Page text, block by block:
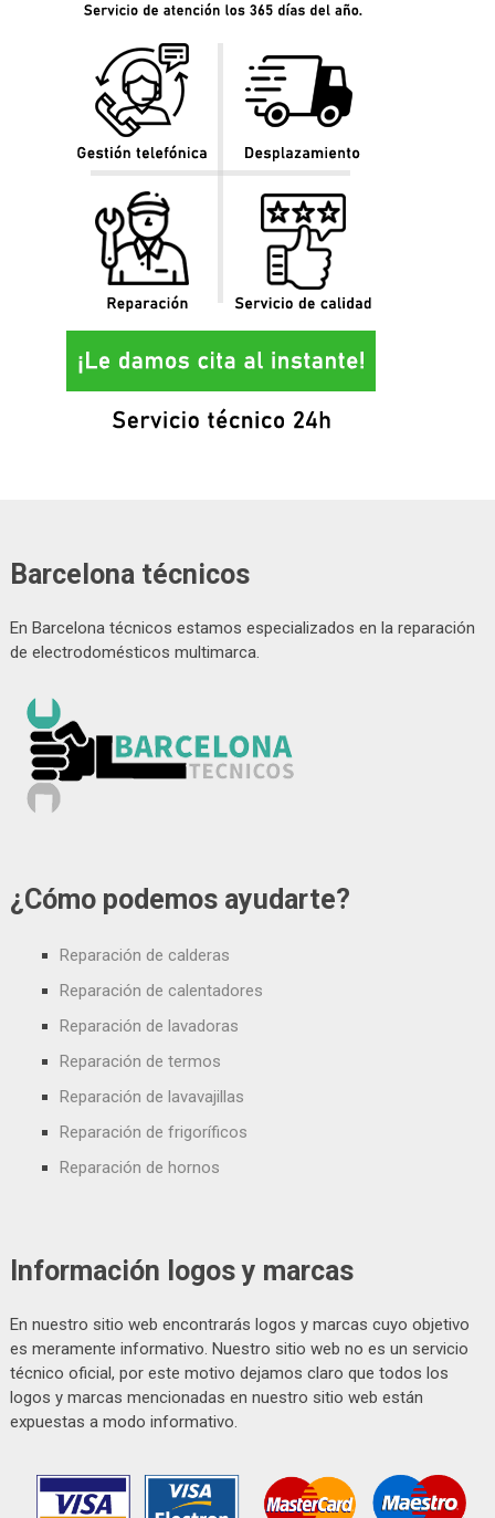
Barcelona técnicos
En Barcelona técnicos estamos especializados en la reparación
de electrodomésticos multimarca.
¿Cómo podemos ayudarte?
Reparación de calderas
Reparación de calentadores
Reparación de lavadoras
Reparación de termos
Reparación de lavavajillas
Reparación de frigoríficos
Reparación de hornos
Información logos y marcas
En nuestro sitio web encontrarás logos y marcas cuyo objetivo
es meramente informativo. Nuestro sitio web no es un servicio
técnico oficial, por este motivo dejamos claro que todos los
logos y marcas mencionadas en nuestro sitio web están
expuestas a modo informativo.